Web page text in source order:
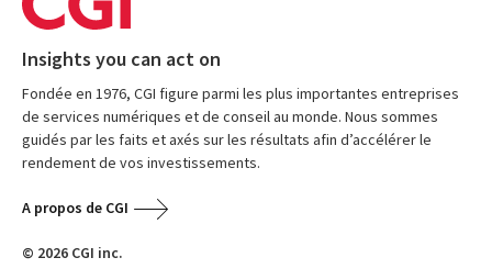
Insights you can act on
Fondée en 1976, CGI figure parmi les plus importantes entreprises
de services numériques et de conseil au monde. Nous sommes
guidés par les faits et axés sur les résultats afin d’accélérer le
rendement de vos investissements.
A propos de CGI
© 2026 CGI inc.